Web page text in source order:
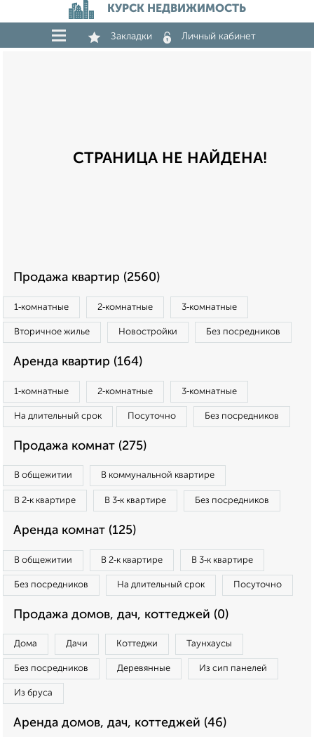
КУРСК НЕДВИЖИМОСТЬ
Закладки Личный кабинет
СТРАНИЦА НЕ НАЙДЕНА!
Продажа квартир (2560)
1‑комнатные 2‑комнатные 3‑комнатные
Вторичное жилье Новостройки Без посредников
Аренда квартир (164)
1‑комнатные 2‑комнатные 3‑комнатные
На длительный срок Посуточно Без посредников
Продажа комнат (275)
В общежитии В коммунальной квартире
В 2‑к квартире В 3‑к квартире Без посредников
Аренда комнат (125)
В общежитии В 2‑к квартире В 3‑к квартире
Без посредников На длительный срок Посуточно
Продажа домов, дач, коттеджей (0)
Дома Дачи Коттеджи Таунхаусы
Без посредников Деревянные Из сип панелей
Из бруса
Аренда домов, дач, коттеджей (46)